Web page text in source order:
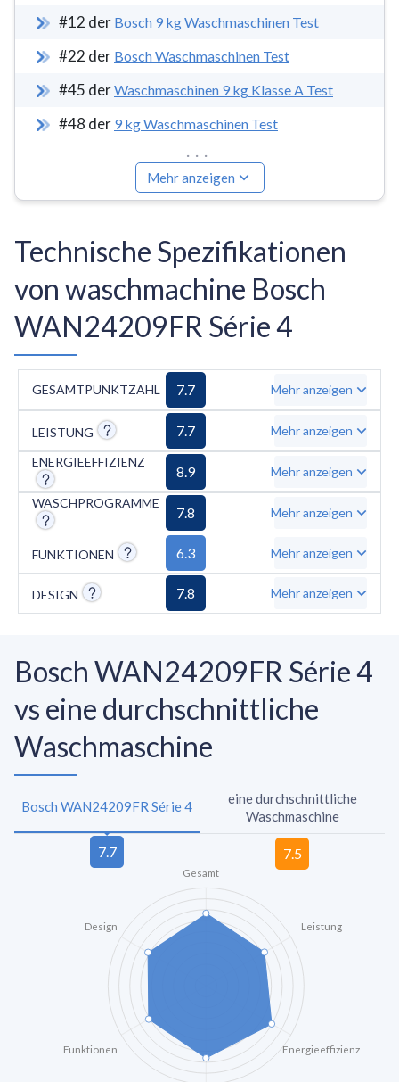
#12 der Bosch 9 kg Waschmaschinen Test
#22 der Bosch Waschmaschinen Test
#45 derWaschmaschinen 9 kg Klasse A Test
#48 der 9 kg Waschmaschinen Test
...
Mehr anzeigen
Technische Spezifikationen
von waschmachine Bosch
WAN24209FR Série 4
GESAMTPUNKTZAHL 7.7 Mehr anzeigen
LEISTUNG 7.7 Mehr anzeigen
ENERGIEEFFIZIENZ
8.9 Mehr anzeigen
WASCHPROGRAMME
7.8 Mehr anzeigen
FUNKTIONEN 6.3 Mehr anzeigen
DESIGN 7.8 Mehr anzeigen
Bosch WAN24209FR Série 4
vs eine durchschnittliche
Waschmaschine
Bosch WAN24209FR Série 4
eine durchschnittliche
Waschmaschine
Gesamt
Leistung
Energieeffizienz
Funktionen
Design